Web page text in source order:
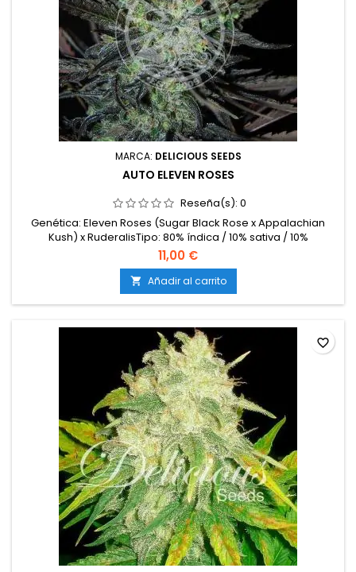
MARCA: DELICIOUS SEEDS
AUTO ELEVEN ROSES
Reseña(s): 0
Genética: Eleven Roses (Sugar Black Rose x Appalachian
Kush) x RuderalisTipo: 80% índica / 10% sativa / 10%
ruderalisContenido de THC: Hasta 24%Ciclo completo: 60–65
días desde la germinaciónProducción en interior: 450–550
g/m²Producción en exterior: 100–150 g/plantaAltura: 70–110
cm en interior; hasta 130 cm en exteriorAromas y...
11,00 €
 Añadir al carrito
favorite_border